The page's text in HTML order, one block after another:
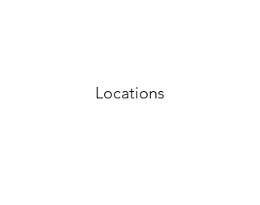
Locations